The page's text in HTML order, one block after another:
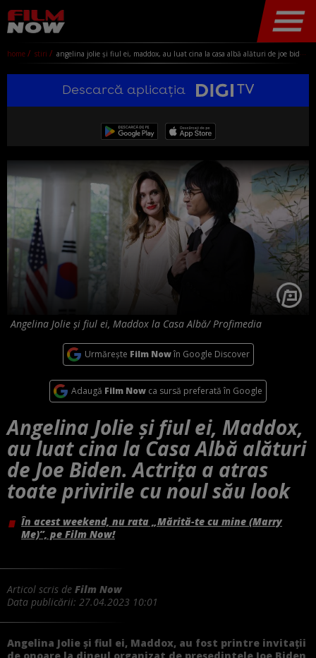
home stiri angelina jolie și fiul ei, maddox, au luat cina la casa albă alături de joe biden. actrița a atras toate privirile cu noul său look
Descarcă aplicația
Angelina Jolie și fiul ei, Maddox la Casa Albă/ Profimedia
Urmărește Film Nowîn Google Discover
Adaugă Film Now ca sursă preferată în Google
Angelina Jolie și fiul ei, Maddox,
au luat cina la Casa Albă alături
de Joe Biden. Actrița a atras
toate privirile cu noul său look
În acest weekend, nu rata „Mărită-te cu mine (Marry
Me)”, pe Film Now!
Articol scris de Film Now
Data publicării: 27.04.2023 10:01
Angelina Jolie și fiul ei, Maddox, au fost printre invitații